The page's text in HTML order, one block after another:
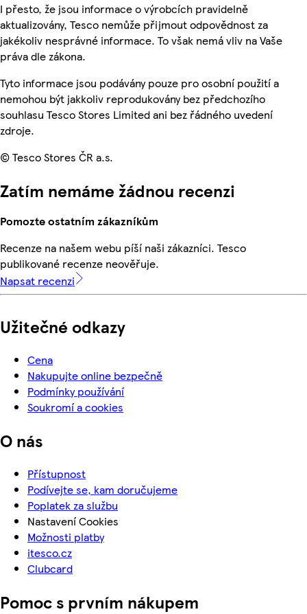
I přesto, že jsou informace o výrobcích pravidelně
aktualizovány, Tesco nemůže přijmout odpovědnost za
jakékoliv nesprávné informace. To však nemá vliv na Vaše
práva dle zákona.
Tyto informace jsou podávány pouze pro osobní použití a
nemohou být jakkoliv reprodukovány bez předchozího
souhlasu Tesco Stores Limited ani bez řádného uvedení
zdroje.
© Tesco Stores ČR a.s.
Zatím nemáme žádnou recenzi
Pomozte ostatním zákazníkům
Recenze na našem webu píší naši zákazníci. Tesco
publikované recenze neověřuje.
Napsat recenzi
Užitečné odkazy
Cena
Nakupujte online bezpečně
Podmínky používání
Soukromí a cookies
O nás
Přístupnost
Podívejte se, kam doručujeme
Poplatek za službu
Nastavení Cookies
Možnosti platby
itesco.cz
Clubcard
Pomoc s prvním nákupem